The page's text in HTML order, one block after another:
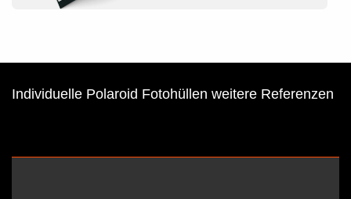
Individuelle Polaroid Fotohüllen weitere Referenzen